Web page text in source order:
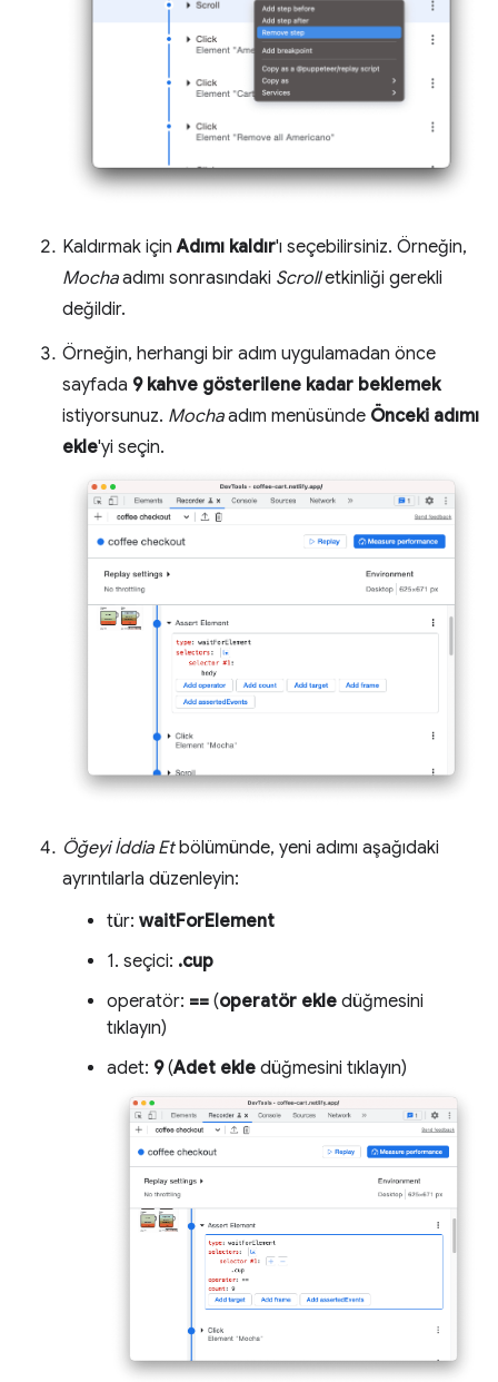
Kaldırmak içinAdımı kaldır'ı seçebilirsiniz. Örneğin,
Mochaadımı sonrasındaki Scrolletkinliği gerekli
değildir.
Örneğin, herhangi bir adım uygulamadan önce
sayfada 9 kahve gösterilene kadar beklemek
istiyorsunuz. Mochaadım menüsünde Önceki adımı
ekle'yi seçin.
Öğeyi İddia Etbölümünde, yeni adımı aşağıdaki
ayrıntılarla düzenleyin:
tür: waitForElement
1. seçici: .cup
operatör: == (operatör ekle düğmesini
tıklayın)
adet: 9(Adet ekle düğmesini tıklayın)